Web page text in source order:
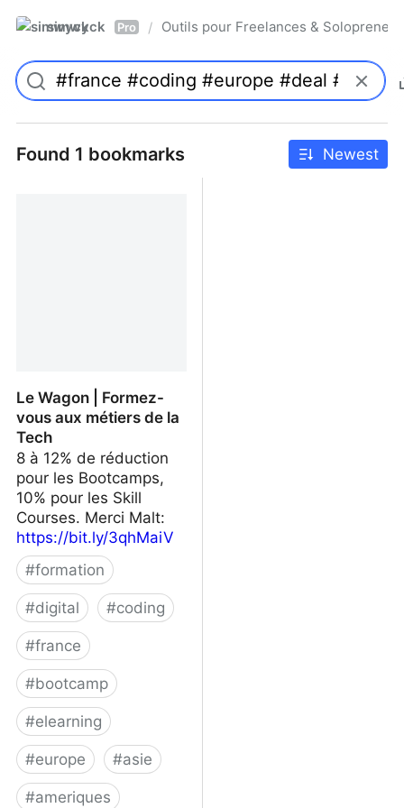
simwyck Pro / Outils pour Freelances &
Found 1 bookmarks Newest
Le Wagon | Formez-
vous aux métiers de la
Tech
8 à 12% de réduction
pour les Bootcamps,
10% pour les Skill
Courses. Merci Malt:
https://bit.ly/3qhMaiV
#formation
#digital #coding
#france
#bootcamp
#elearning
#europe #asie
#ameriques